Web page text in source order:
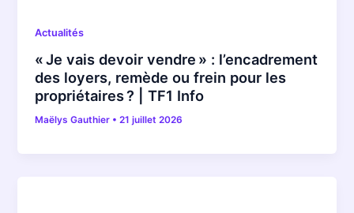
Actualités
« Je vais devoir vendre » : l’encadrement
des loyers, remède ou frein pour les
propriétaires ? | TF1 Info
Maëlys Gauthier •21 juillet 2026